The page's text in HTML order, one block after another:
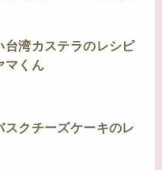
台湾カステラのレシピ
マくん
スクチーズケーキのレ